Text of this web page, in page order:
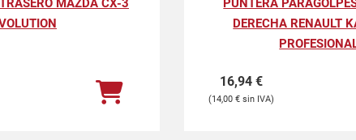
MAZDA CX-3
PUNTERA
DERECHA RENAULT
16,94 €
14,00 €